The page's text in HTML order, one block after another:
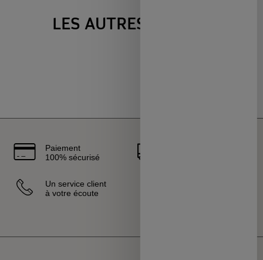
LES AUTRES VENTES
Paiement
100% sécurisé
Un service client
à votre écoute